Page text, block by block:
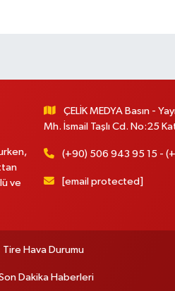
ve
ÇELİK MEDYA Basın -
Mh. İsmail Taşlı Cd. No:25
(+90) 506 943 95 15 -
[email protected]
Tire Hava Durumu
Dakika Haberleri